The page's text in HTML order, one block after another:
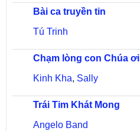
Bài ca truyền tin
Tú Trinh
Chạm lòng con Chúa ơi
Kinh Kha, Sally
Trái Tim Khát Mong
Angelo Band